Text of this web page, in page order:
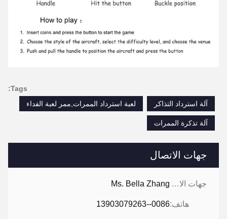
جهات الاتصال
جهات الاتصال: Ms. Bella Zhang
هاتف:0086--13903079263
Tags:
آلة استرداد التذاكر
لعبة استرداد الممرات,ممر لعبة الفداء
آلة تذكرة الممرات